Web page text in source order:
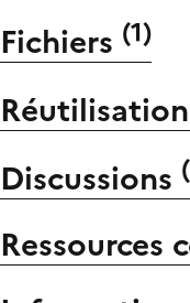
Fichiers (1)
Discussions (
Ressources